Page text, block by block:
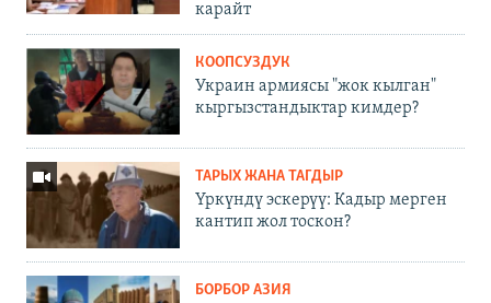
карайт
КООПСУЗДУК
Украин армиясы "жок кылган"
кыргызстандыктар кимдер?
ТАРЫХ ЖАНА ТАГДЫР
Үркүндү эскерүү: Кадыр мерген
кантип жол тоскон?
БОРБОР АЗИЯ